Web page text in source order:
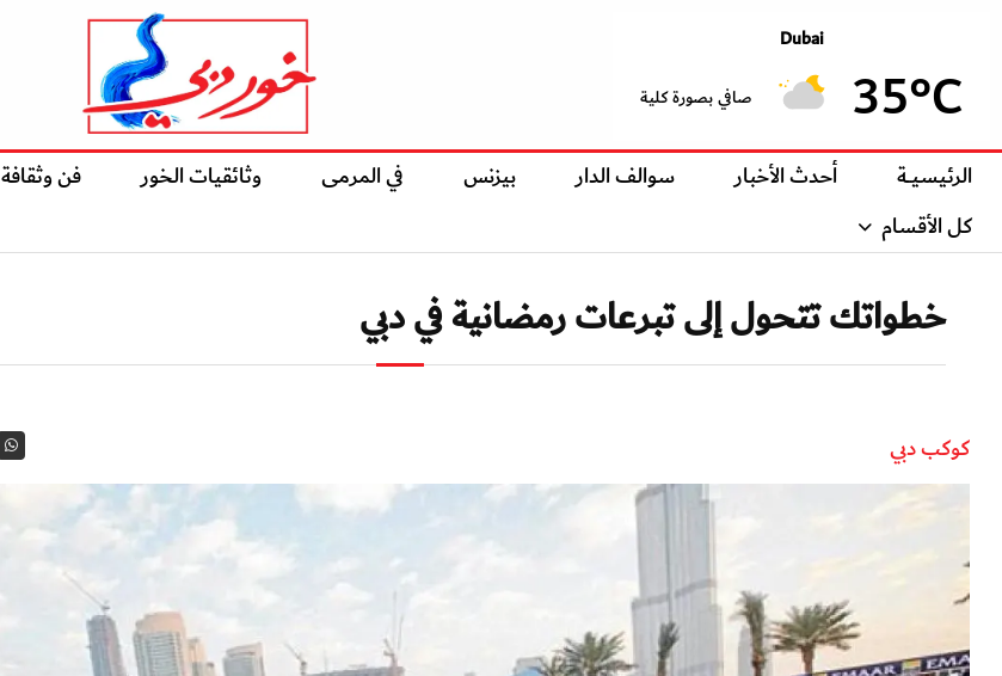
Dubai
35°C صافي بصورة كلية
الرئيسيــة أحدث الأخبار سوالف الدار بيزنس في المرمى وثائقيات الخور فن وثقافة
كل الأقسام
خطواتك تتحول إلى تبرعات رمضانية في دبي
كوكب دبي